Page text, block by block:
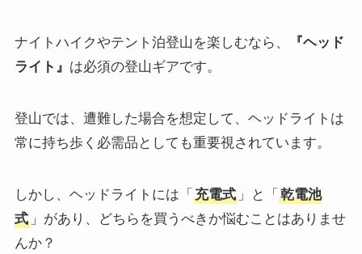
ナイトハイクやテント泊登山を楽しむなら、 『ヘッド
ライト 』 は必須の登山ギアです。
登山では、遭難した場合を想定して、ヘッドライトは
常に持ち歩く必需品としても重要視されています。
しかし、ヘッドライトには「 充電式」と「 乾電池
式」があり、どちらを買うべきか悩むことはありませ
んか？